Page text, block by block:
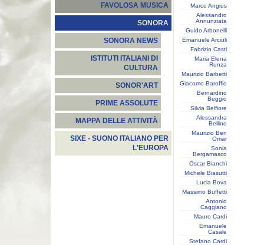
FAVOLOSA MUSICA
SONORA
SONORA NEWS
ISTITUTI ITALIANI DI
CULTURA
SONOR'ART
PRIME ASSOLUTE
MAPPA DELLE ATTIVITÀ
SIXE - SUONO ITALIANO PER
L'EUROPA
Marco Angius
Alessandro
Annunziata
Guido Arbonelli
Emanuele Arciuli
Fabrizio Casti
Maria Elena
Runza
Maurizio Barbetti
Giacomo Baroffio
Bernardino
Beggio
Silvia Belfiore
Alessandra
Bellino
Maurizio Ben
Omar
Sonia
Bergamasco
Oscar Bianchi
Michele Biasutti
Lucia Bova
Massimo Buffetti
Antonio
Caggiano
Mauro Cardi
Emanuele
Casale
Stefano Cardi